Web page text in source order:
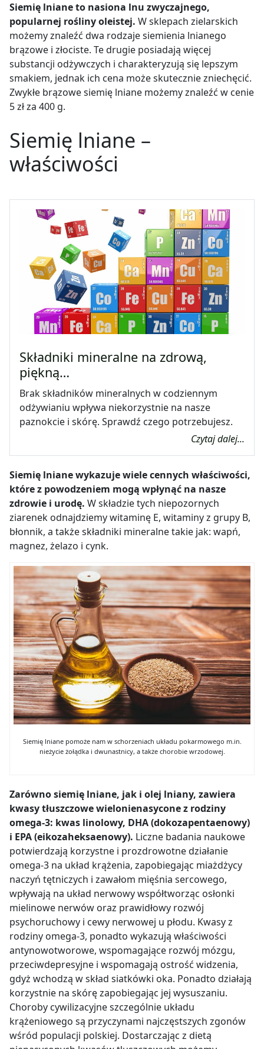
Siemię lniane to nasiona lnu zwyczajnego,
popularnej rośliny oleistej. W sklepach zielarskich
możemy znaleźć dwa rodzaje siemienia lnianego
brązowe i złociste. Te drugie posiadają więcej
substancji odżywczych i charakteryzują się lepszym
smakiem, jednak ich cena może skutecznie zniechęcić.
Zwykłe brązowe siemię lniane możemy znaleźć w cenie
5 zł za 400 g.
Siemię lniane –
właściwości
Składniki mineralne na zdrową,
piękną…
Brak składników mineralnych w codziennym
odżywianiu wpływa niekorzystnie na nasze
paznokcie i skórę. Sprawdź czego potrzebujesz.
Czytaj dalej...
Siemię lniane wykazuje wiele cennych właściwości,
które z powodzeniem mogą wpłynąć na nasze
zdrowie i urodę. W składzie tych niepozornych
ziarenek odnajdziemy witaminę E, witaminy z grupy B,
błonnik, a także składniki mineralne takie jak: wapń,
magnez, żelazo i cynk.
Siemię lniane pomoże nam w schorzeniach układu pokarmowego m.in.
nieżycie żołądka i dwunastnicy, a także chorobie wrzodowej.
Zarówno siemię lniane, jak i olej lniany, zawiera
kwasy tłuszczowe wielonienasycone z rodziny
omega-3: kwas linolowy, DHA (dokozapentaenowy)
i EPA (eikozaheksaenowy). Liczne badania naukowe
potwierdzają korzystne i prozdrowotne działanie
omega-3 na układ krążenia, zapobiegając miażdżycy
naczyń tętniczych i zawałom mięśnia sercowego,
wpływają na układ nerwowy współtworząc osłonki
mielinowe nerwów oraz prawidłowy rozwój
psychoruchowy i cewy nerwowej u płodu. Kwasy z
rodziny omega-3, ponadto wykazują właściwości
antynowotworowe, wspomagające rozwój mózgu,
przeciwdepresyjne i wspomagają ostrość widzenia,
gdyż wchodzą w skład siatkówki oka. Ponadto działają
korzystnie na skórę zapobiegając jej wysuszaniu.
Choroby cywilizacyjne szczególnie układu
krążeniowego są przyczynami najczęstszych zgonów
wśród populacji polskiej. Dostarczając z dietą